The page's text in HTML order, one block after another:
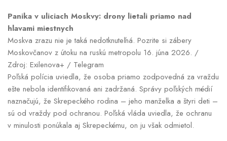
Panika v uliciach Moskvy: drony lietali priamo nad
hlavami miestnych
Moskva zrazu nie je taká nedotknuteľná. Pozrite si zábery
Moskovčanov z útoku na ruskú metropolu 16. júna 2026. /
Zdroj: Exilenova+ / Telegram
Poľská polícia uviedla, že osoba priamo zodpovedná za vraždu
ešte nebola identifikovaná ani zadržaná. Správy poľských médií
naznačujú, že Skrepeckého rodina – jeho manželka a štyri deti –
sú od vraždy pod ochranou. Poľská vláda uviedla, že ochranu
v minulosti ponúkala aj Skrepeckému, on ju však odmietol.